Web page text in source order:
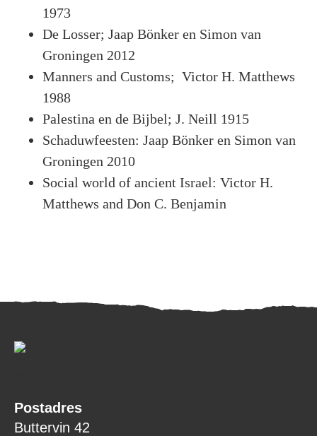
1973
De Losser; Jaap Bönker en Simon van
Groningen 2012
Manners and Customs; Victor H. Matthews
1988
Palestina en de Bijbel; J. Neill 1915
Schaduwfeesten: Jaap Bönker en Simon van
Groningen 2010
Social world of ancient Israel: Victor H.
Matthews and Don C. Benjamin
Postadres
Buttervin 42